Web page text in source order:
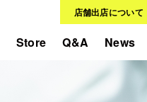
Store Q&A News
店舗出店について